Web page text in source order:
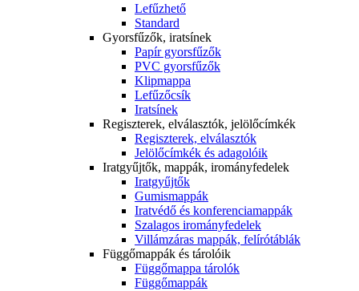
Lefűzhető
Standard
Gyorsfűzők, iratsínek
Papír gyorsfűzők
PVC gyorsfűzők
Klipmappa
Lefűzőcsík
Iratsínek
Regiszterek, elválasztók, jelölőcímkék
Regiszterek, elválasztók
Jelölőcímkék és adagolóik
Iratgyűjtők, mappák, irományfedelek
Iratgyűjtők
Gumismappák
Iratvédő és konferenciamappák
Szalagos irományfedelek
Villámzáras mappák, felírótáblák
Függőmappák és tárolóik
Függőmappa tárolók
Függőmappák